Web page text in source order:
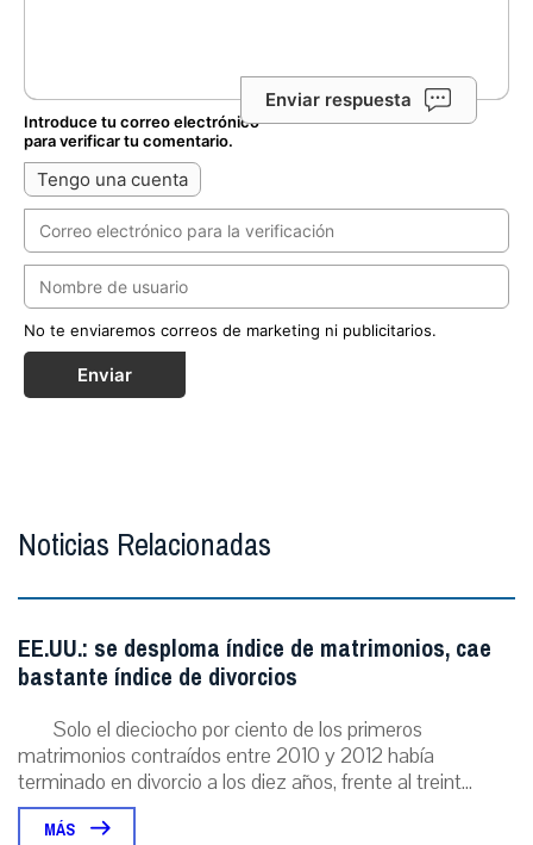
Enviar respuesta
Introduce tu correo electrónico
para verificar tu comentario.
Tengo una cuenta
No te enviaremos correos de marketing ni publicitarios.
Enviar
Noticias Relacionadas
EE.UU.: se desploma índice de matrimonios, cae
bastante índice de divorcios
Solo el dieciocho por ciento de los primeros
matrimonios contraídos entre 2010 y 2012 había
terminado en divorcio a los diez años, frente al treint...
MÁS